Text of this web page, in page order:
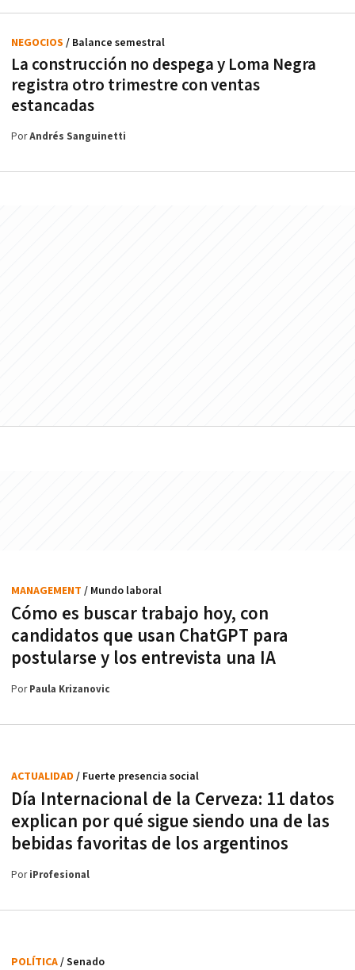
La construcción no despega y Loma Negra
registra otro trimestre con ventas
estancadas
NEGOCIOS / Balance semestral
PorAndrés Sanguinetti
Cómo es buscar trabajo hoy, con
candidatos que usan ChatGPT para
postularse y los entrevista una IA
MANAGEMENT / Mundo laboral
PorPaula Krizanovic
Día Internacional de la Cerveza: 11 datos
explican por qué sigue siendo una de las
bebidas favoritas de los argentinos
ACTUALIDAD / Fuerte presencia social
PoriProfesional
POLÍTICA/ Senado